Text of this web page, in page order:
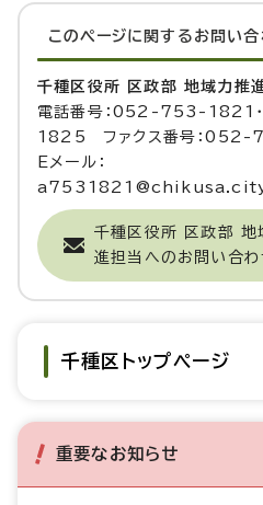
このページに関する お問い合
千種区役所 区政部 地域力推
電話番号：052-753-1821
1825 ファクス番号：
Eメール：
千種区役所 区政部 地
進担当へのお問い合わ
千種区トップページ
重要なお知らせ